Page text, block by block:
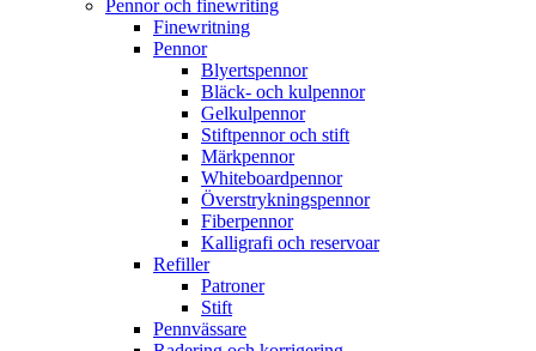
Pennor och finewriting
Finewritning
Pennor
Blyertspennor
Bläck- och kulpennor
Gelkulpennor
Stiftpennor och stift
Märkpennor
Whiteboardpennor
Överstrykningspennor
Fiberpennor
Kalligrafi och reservoar
Refiller
Patroner
Stift
Pennvässare